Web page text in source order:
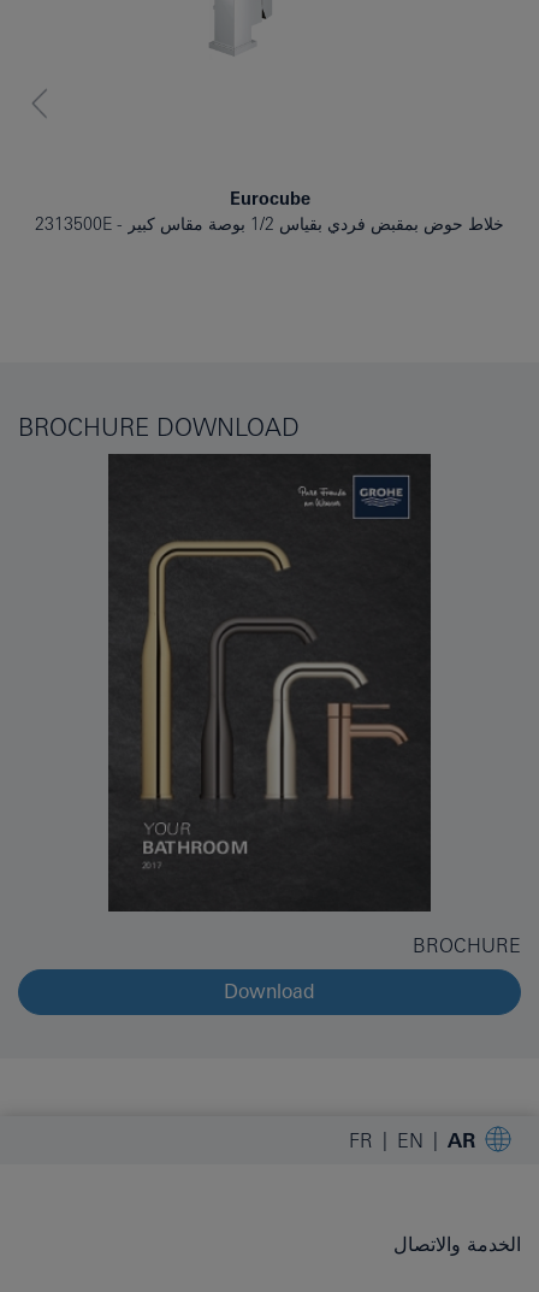
Eurocube
خلاط حوض بمقبض فردي بقياس 1/2 بوصة مقاس كبير
2313500E
BROCHURE DOWNLOAD
BROCHURE
Download
AR
EN
FR
الخدمة والاتصال